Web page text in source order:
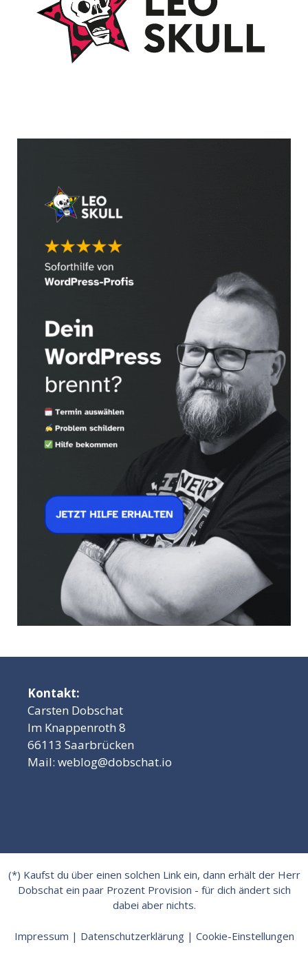
Kontakt:
Carsten Dobschat
Im Knappenroth 8
66113 Saarbrücken
Mail: weblog@dobschat.io
(*) Kaufst du über einen solchen Link ein, dann erhält der Herr
Dobschat ein paar Prozent Provision - für dich ändert sich
dabei aber nichts.
Impressum | Datenschutzerklärung| Cookie-Einstellungen